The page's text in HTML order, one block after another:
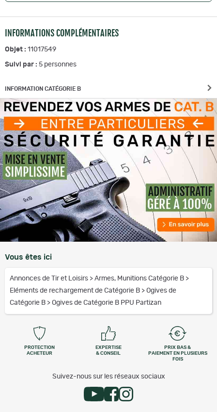
INFORMATIONS COMPLÉMENTAIRES
Objet : 11017549
Suivi par : 5 personnes
INFORMATION CATÉGORIE B
Vous êtes ici
Annonces de Tir et Loisirs > Armes, Munitions Catégorie B >
Eléments de rechargement de Catégorie B > Ogives de
Catégorie B > Ogives de Catégorie B PPU Partizan
PROTECTION
ACHETEUR
EXPERTISE
& CONSEIL
PRIX BAS &
PAIEMENT EN PLUSIEURS
FOIS
Suivez-nous sur les réseaux sociaux